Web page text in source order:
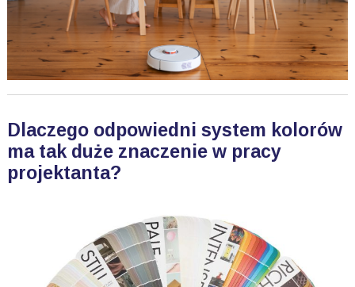
Dlaczego odpowiedni system kolorów
ma tak duże znaczenie w pracy
projektanta?